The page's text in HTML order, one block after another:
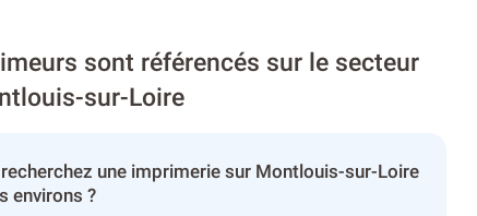
sont référencés sur le secteur
sur-Loire
une imprimerie sur Montlouis-sur-Loire
environs ?